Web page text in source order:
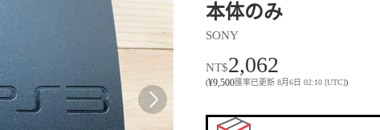
本体のみ
SONY
NT$2,062
(¥9,500匯率已更新 8月6日 02:10 [UTC])